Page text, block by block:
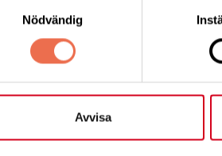
Nödvändig
Avvisa
föreläsningen digitalt och
se föreläsningen hemifrån
kallar det för att du deltar
så du kan titta i efterhand.